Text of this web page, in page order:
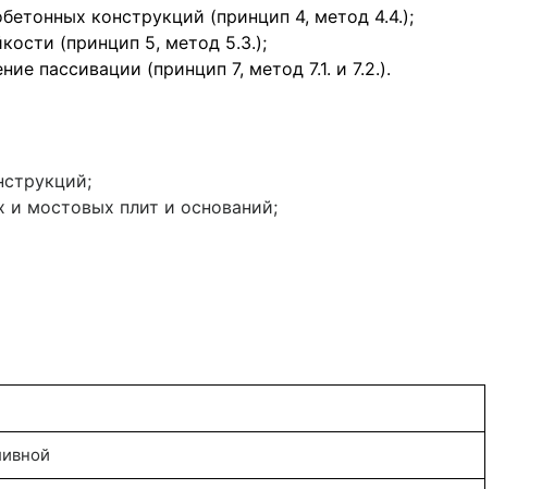
конструкций (принцип 4, метод 4.4.);
(принцип 5, метод 5.3.);
пассивации (принцип 7, метод 7.1. и 7.2.).
и мостовых плит и оснований;